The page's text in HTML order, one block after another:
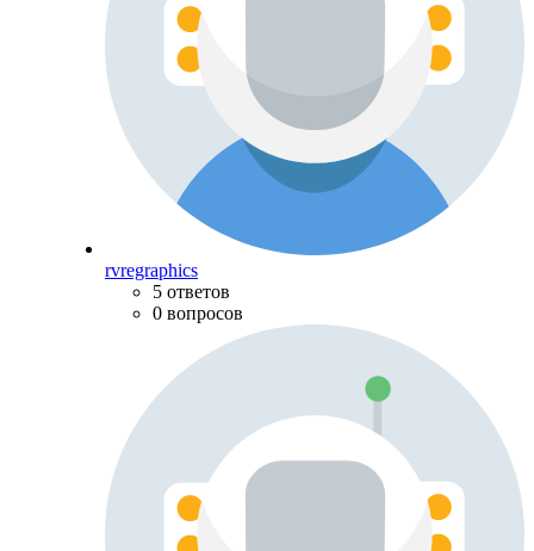
rvregraphics
5 ответов
0 вопросов